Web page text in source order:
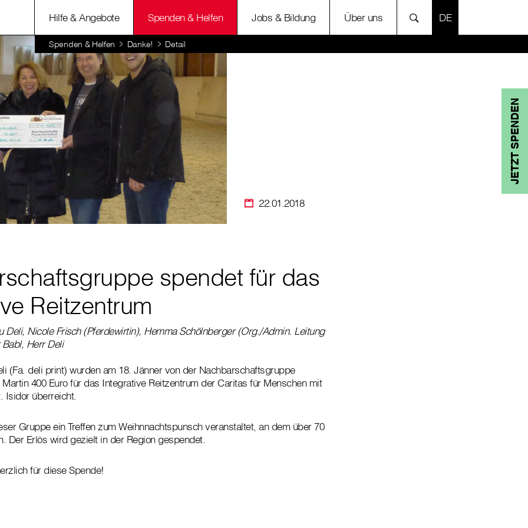
Hilfe & Angebote Spenden & Helfen Jobs & Bildung Über uns SPRACHE
Spenden & Helfen Danke! Detail
JETZT SPENDEN
22.01.2018
spendet für das
Reitzentrum
Deli, Nicole Frisch (Pferdewirtin), Hemma Schölnberger (Org./Admin. Leitung
Herr Deli
(Fa. deli print) wurden am 18. Jänner von der Nachbarschaftsgruppe
400 Euro für das Integrative Reitzentrum der Caritas für Menschen mit
Isidor überreicht.
Gruppe ein Treffen zum Weihnnachtspunsch veranstaltet, an dem über 70
Der Erlös wird gezielt in der Region gespendet.
für diese Spende!